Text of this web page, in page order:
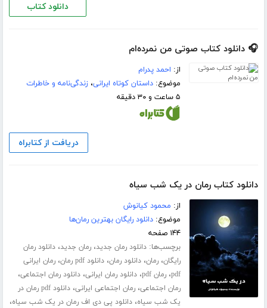
دانلود کتاب
🎧 دانلود کتاب صوتی من نمرده‌ام
از: احمد پدرام
موضوع:داستان کوتاه ایرانی،زندگی‌نامه و خاطرات
۵ ساعت و ۳۰ دقیقه
دریافت از کتابراه
دانلود کتاب رمان در یک شب سیاه
از: محمود کیانوش
موضوع:دانلود رایگان بهترین رمان‌ها
۱۴۴ صفحه
برچسب‌ها:دانلود رمان جدید،رمان جدید،دانلود رمان
رایگان،رمان،دانلود رمان،دانلود pdf رمان ،رمان ایرانی
pdf،رمان pdf ،دانلود رمان ایرانی،دانلود رمان اجتماعی،
رمان اجتماعی،رمان اجتماعی ایرانی،
دانلود pdf رمان در
یک شب سیاه،دانلود پی دی اف رمان در یک شب سیاه،